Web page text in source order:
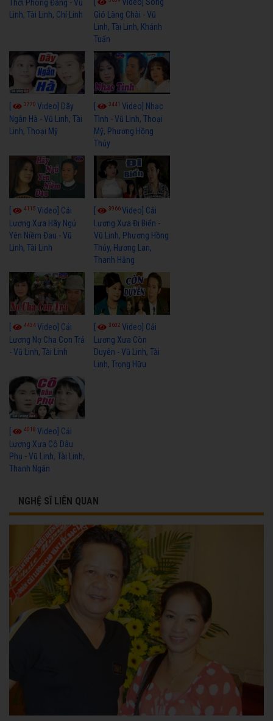
Thời Phóng Đãng - Vũ
Linh, Tài Linh, Chí Linh
Gió Làng Chài - Vũ
Linh, Tài Linh, Khánh
Tuấn
3770 Video] Dãy
Ngân Hà - Vũ Linh, Tài
Linh, Thoại Mỹ
3441Video] Nhạc
Tình - Vũ Linh, Thoại
Mỹ, Phương Hồng
Thủy
4115 Video] Cải
Lương Xưa Hãy Ngủ
Yên Niềm Đau - Vũ
Linh, Tài Linh
3966Video] Cải
Lương Xưa Đi Biển -
Vũ Linh, Phương Hồng
Thủy, Hương Lan,
Thanh Hằng
4434Video] Cải
Lương Nợ Cha Con Trả
- Vũ Linh, Tài Linh
3602Video] Cải
Lương Xưa Còn
Duyên - Vũ Linh, Tài
Linh, Trọng Hữu
[ 4018 Video] Cải
Lương Xưa Cô Dâu
Phụ - Vũ Linh, Tài Linh,
Thanh Ngân
NGHỆ SĨ LIÊN QUAN